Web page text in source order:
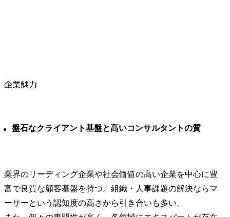
企業魅力
盤石なクライアント基盤と高いコンサルタントの質
業界のリーディング企業や社会価値の高い企業を中心に豊
富で良質な顧客基盤を持つ。組織・人事課題の解決ならマ
ーサーという認知度の高さから引き合いも多い。